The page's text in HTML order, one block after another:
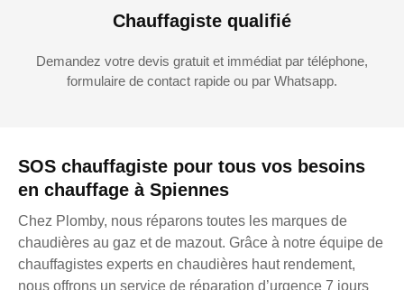
SOS chauffagiste pour tous vos besoins
en chauffage à Spiennes
Chez Plomby, nous réparons toutes les marques de
chaudières au gaz et de mazout. Grâce à notre équipe de
chauffagistes experts en chaudières haut rendement,
nous offrons un service de réparation d’urgence 7 jours
Chauffagiste qualifié
Demandez votre devis gratuit et immédiat par téléphone,
formulaire de contact rapide ou par Whatsapp.